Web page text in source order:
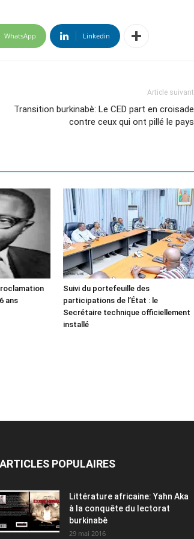
WhatsApp Linkedin
Article suivant
Transition burkinabè: Le CED part en croisade
contre ceux qui ont pillé le pays
ans
Suivi du portefeuille des
participations de l’État : le
Secrétaire technique officiellement
installé
ARTICLES POPULAIRES
Littérature africaine: Yahn Aka
à la conquête du lectorat
burkinabè
29 mai 2016